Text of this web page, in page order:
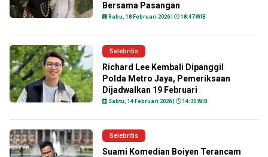
Bersama Pasangan
Rabu, 18 Februari 2026 | 18:47 WIB
Selebritis
Richard Lee Kembali Dipanggil
Polda Metro Jaya, Pemeriksaan
Dijadwalkan 19 Februari
Sabtu, 14 Februari 2026 | 14:30 WIB
Selebritis
Suami Komedian Boiyen Terancam